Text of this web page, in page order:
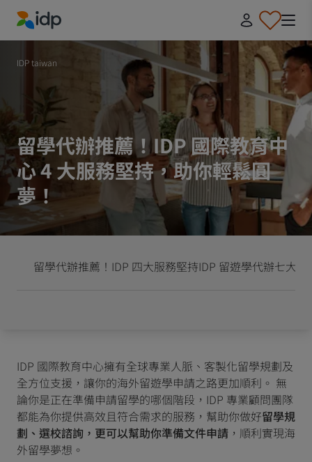
IDP Education
IDP taiwan
留學代辦推薦！IDP 國際教育中
心 4 大服務堅持，助你輕鬆圓
夢！
留學代辦推薦！IDP 四大服務堅持IDP 留遊學代辦七大優
IDP 國際教育中心擁有全球專業人脈、客製化留學規劃及
全方位支援，讓你的海外留遊學申請之路更加順利。 無
論你是正在準備申請留學的哪個階段，IDP 專業顧問團隊
都能為你提供高效且符合需求的服務，幫助你做好留學規
劃、選校諮詢，更可以幫助你準備文件申請 ，順利實現海
外留學夢想。